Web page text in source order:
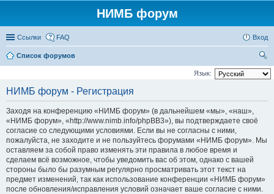
НИМБ форум
Ссылки FAQ Вход
Список форумов
ои
Язык:
НИМБ форум - Регистрация
Заходя на конференцию «НИМБ форум» (в дальнейшем «мы», «наш»,
«НИМБ форум», «http://www.nimb.info/phpBB3»), вы подтверждаете своё
согласие со следующими условиями. Если вы не согласны с ними,
пожалуйста, не заходите и не пользуйтесь форумами «НИМБ форум». Мы
оставляем за собой право изменять эти правила в любое время и
сделаем всё возможное, чтобы уведомить вас об этом, однако с вашей
стороны было бы разумным регулярно просматривать этот текст на
предмет изменений, так как использование конференции «НИМБ форум»
после обновления/исправления условий означает ваше согласие с ними.